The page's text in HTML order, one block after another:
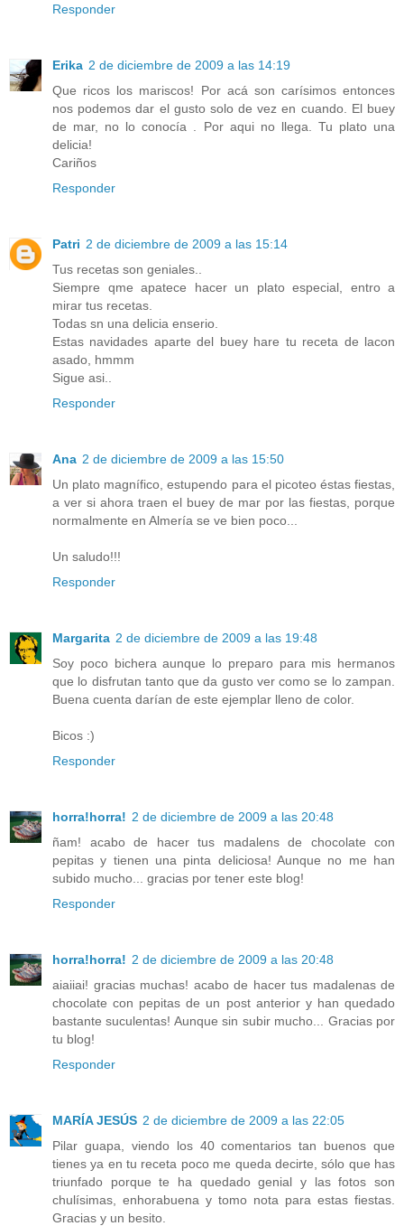
Responder
Erika 2 de diciembre de 2009 a las 14:19
Que ricos los mariscos! Por acá son carísimos entonces
nos podemos dar el gusto solo de vez en cuando. El buey
de mar, no lo conocía . Por aqui no llega. Tu plato una
delicia!
Cariños
Responder
Patri 2 de diciembre de 2009 a las 15:14
Tus recetas son geniales..
Siempre qme apatece hacer un plato especial, entro a
mirar tus recetas.
Todas sn una delicia enserio.
Estas navidades aparte del buey hare tu receta de lacon
asado, hmmm
Sigue asi..
Responder
Ana 2 de diciembre de 2009 a las 15:50
Un plato magnífico, estupendo para el picoteo éstas fiestas,
a ver si ahora traen el buey de mar por las fiestas, porque
normalmente en Almería se ve bien poco...
Un saludo!!!
Responder
Margarita 2 de diciembre de 2009 a las 19:48
Soy poco bichera aunque lo preparo para mis hermanos
que lo disfrutan tanto que da gusto ver como se lo zampan.
Buena cuenta darían de este ejemplar lleno de color.
Bicos :)
Responder
horra!horra! 2 de diciembre de 2009 a las 20:48
ñam! acabo de hacer tus madalens de chocolate con
pepitas y tienen una pinta deliciosa! Aunque no me han
subido mucho... gracias por tener este blog!
Responder
horra!horra! 2 de diciembre de 2009 a las 20:48
aiaiiai! gracias muchas! acabo de hacer tus madalenas de
chocolate con pepitas de un post anterior y han quedado
bastante suculentas! Aunque sin subir mucho... Gracias por
tu blog!
Responder
MARÍA JESÚS 2 de diciembre de 2009 a las 22:05
Pilar guapa, viendo los 40 comentarios tan buenos que
tienes ya en tu receta poco me queda decirte, sólo que has
triunfado porque te ha quedado genial y las fotos son
chulísimas, enhorabuena y tomo nota para estas fiestas.
Gracias y un besito.